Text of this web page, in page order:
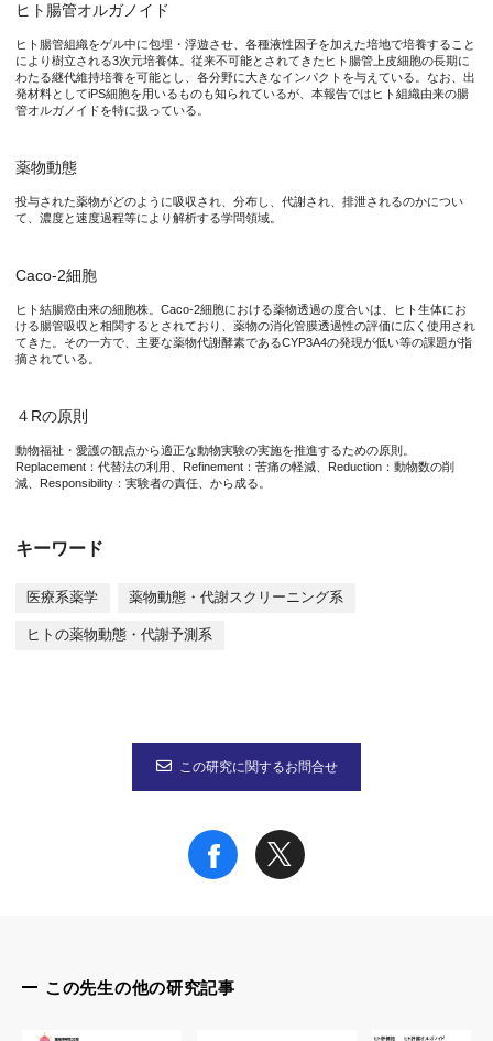
図1. 本研究の概要
研究の背景と内容
近年、ヒト組織由来腸管オルガノイドが疾患基礎研究や発生学
図2. 本研究で得られた結果
本研究成果により、医薬品候補化合物のヒト腸管における吸収
タイトル：“Monolayer platform using human biopsy-derived
著者名：Tomoki Yamashita, Tatsuya Inui, Jumpei Yokota,
ヒト腸管オルガノイド
ヒト腸管組織をゲル中に包埋・浮遊させ、各種液性因子を加えた培地で培養すること
により樹立される3次元培養体。従来不可能とされてきたヒト腸管上皮細胞の長期に
わたる継代維持培養を可能とし、各分野に大きなインパクトを与えている。なお、出
発材料としてiPS細胞を用いるものも知られているが、本報告ではヒト組織由来の腸
管オルガノイドを特に扱っている。
薬物動態
投与された薬物がどのように吸収され、分布し、代謝され、排泄されるのかについ
て、濃度と速度過程等により解析する学問領域。
Caco-2細胞
ヒト結腸癌由来の細胞株。Caco-2細胞における薬物透過の度合いは、ヒト生体にお
ける腸管吸収と相関するとされており、薬物の消化管膜透過性の評価に広く使用され
てきた。その一方で、主要な薬物代謝酵素であるCYP3A4の発現が低い等の課題が指
摘されている。
４Rの原則
動物福祉・愛護の観点から適正な動物実験の実施を推進するための原則。
Replacement：代替法の利用、Refinement：苦痛の軽減、Reduction：動物数の削
減、Responsibility：実験者の責任、から成る。
キーワード
医療系薬学 薬物動態・代謝スクリーニング系
ヒトの薬物動態・代謝予測系
この研究に関するお問合せ
この先生の他の研究記事